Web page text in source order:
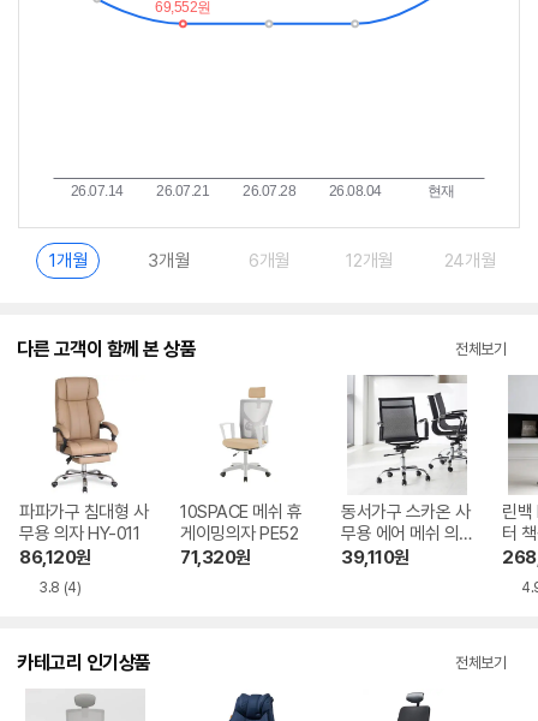
1개월 3개월 6개월 12개월 24개월
다른 고객이 함께 본 상품 전체보기
파파가구 침대형 사
무용 의자 HY-011
86,120원
3.8 (4)
10SPACE 메쉬 휴
게이밍의자 PE52
71,320원
동서가구 스카온 사
무용 에어 메쉬 의
자
39,110원
린
터
생
메
카테고리 인기상품 전체보기